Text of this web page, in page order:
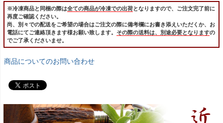
※冷凍商品と同梱の際は全ての商品が冷凍での出荷となりますので、ご注文完了前に
再度ご確認ください。
尚、別々での配送をご希望の場合はご注文の際に備考欄にお書き添えいただくか、お
電話にてご連絡頂きます様お願い致します。 その際の送料は、別途必要となりますの
でご了承くださいませ。
商品についてのお問い合わせ